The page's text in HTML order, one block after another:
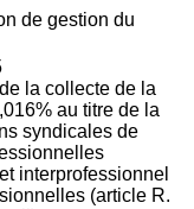
de gestion du
la collecte de la
au titre de la
syndicales de
interprofessionnel
(article R.